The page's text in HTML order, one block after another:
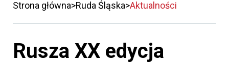
Strona główna Ruda Śląska Aktualności
Rusza XX edycja